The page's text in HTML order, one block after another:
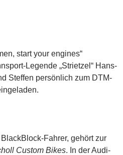
start your engines“
Legende „Strietzel“ Hans-
Steffen persönlich zum DTM-
Fahrer, gehört zur
Custom Bikes. In der Audi-